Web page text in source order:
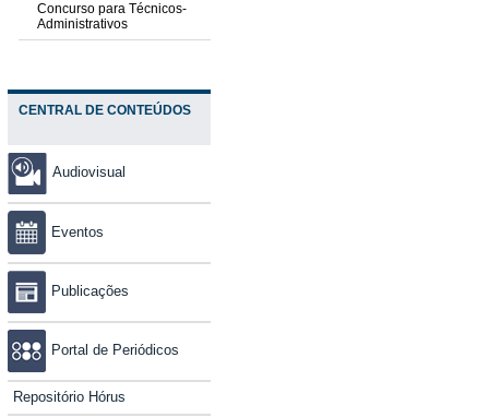
Concurso para Técnicos-
Administrativos
CENTRAL DE CONTEÚDOS
Audiovisual
Eventos
Publicações
Portal de Periódicos
Repositório Hórus